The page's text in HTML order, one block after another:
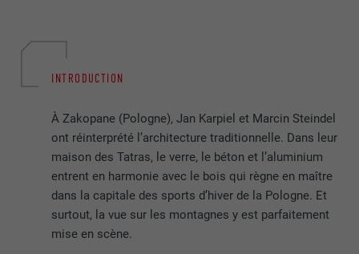
INTRODUCTION
À Zakopane (Pologne), Jan Karpiel et Marcin Steindel
ont réinterprété l’architecture traditionnelle. Dans leur
maison des Tatras, le verre, le béton et l’aluminium
entrent en harmonie avec le bois qui règne en maître
dans la capitale des sports d’hiver de la Pologne. Et
surtout, la vue sur les montagnes y est parfaitement
mise en scène.